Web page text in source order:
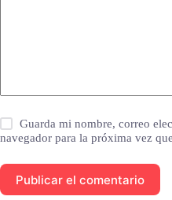
Guarda mi nombre, correo
navegador para la próxima vez
Publicar el comentario